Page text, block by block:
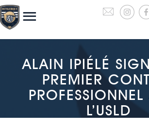
ALAIN IPIÉLÉ
PREMIER
L’USLD